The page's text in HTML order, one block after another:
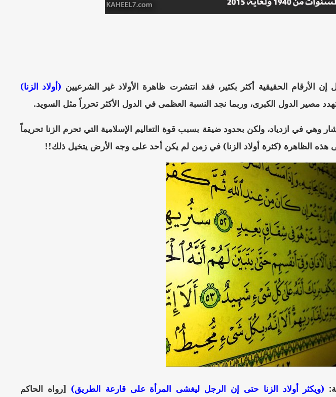
إن الأرقام الحقيقية أكثر بكثير، فقد انتشرت ظاهرة الأولاد غير الشرعيين (أولاد الزنا)
مصير الدول الكبرى، وربما نجد النسبة العظمى في الدول الأكثر تحرراً مثل السويد.
وهي في ازدياد، ولكن بحدود ضيقة بسبب قوة التعاليم الإسلامية التي تحرم الزنا تحريماً
هذه الظاهرة (كثرة أولاد الزنا) في زمن لم يكن أحد على وجه الأرض يتخيل ذلك!!
(ويكثر أولاد الزنا حتى إن الرجل ليغشى المرأة على قارعة الطريق) [رواه الحاكم